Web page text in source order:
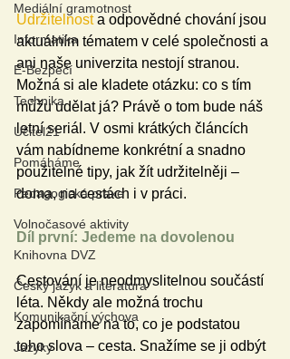
Mediální gramotnost
Informatika
E-Bezpečí
Technika
Učitel21
Pomáháme
Pedagogická praxe
Volnočasové aktivity
Knihovna DVZ
Český jazyk a literatura
Komunikační výchova
Jazyky
Udržitelnost a odpovědné chování jsou
aktuálním tématem v celé společnosti a
ani naše univerzita nestojí stranou.
Možná si ale kladete otázku: co s tím
můžu udělat já? Právě o tom bude náš
letní seriál. V osmi krátkých článcích
vám nabídneme konkrétní a snadno
použitelné tipy, jak žít udržitelněji –
doma, na cestách i v práci.
Díl první: Jedeme na dovolenou
Cestování je neodmyslitelnou součástí
léta. Někdy ale možná trochu
zapomínáme na to, co je podstatou
toho slova – cesta. Snažíme se ji odbýt